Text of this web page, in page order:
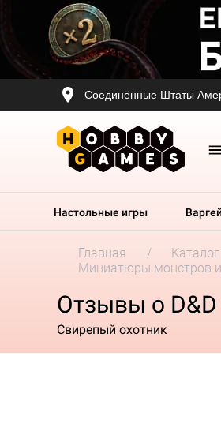
Соединённые Штаты
Настольные игры
Главная Каталог
Миниатюры монстров
Отзывы о
Свирепый охотник